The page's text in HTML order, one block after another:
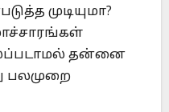
முடியுமா?
தன்னை
பலமுறை